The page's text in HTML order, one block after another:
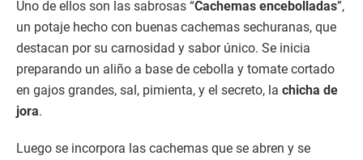
Uno de ellos son las sabrosas “Cachemas encebolladas”,
un potaje hecho con buenas cachemas sechuranas, que
destacan por su carnosidad y sabor único. Se inicia
preparando un aliño a base de cebolla y tomate cortado
en gajos grandes, sal, pimienta, y el secreto, la chicha de
jora.
Luego se incorpora las cachemas que se abren y se